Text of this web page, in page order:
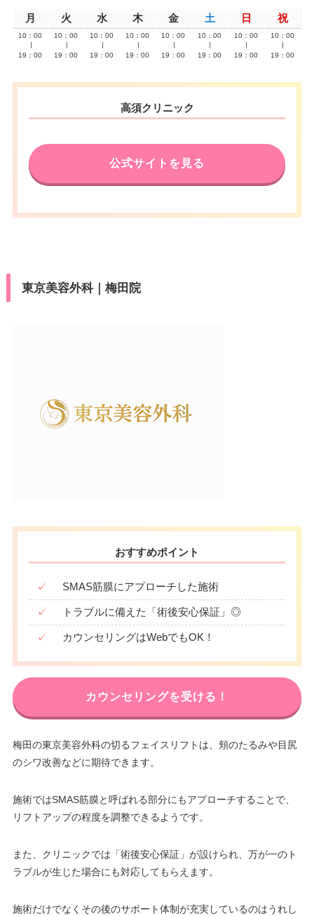
月 火 水 木 金 土 日 祝
10：00
19：00
10：00
19：00
10：00
19：00
10：00
19：00
10：00
19：00
10：00
19：00
10：00
19：00
10：00
19：00
高須クリニック
公式サイトを見る
東京美容外科｜梅田院
おすすめポイント
✓ SMAS筋膜にアプローチした施術
✓ トラブルに備えた「術後安心保証」◎
✓ カウンセリングはWebでもOK！
カウンセリングを受ける！
梅田の東京美容外科の切るフェイスリフトは、頬のたるみや目尻
のシワ改善などに期待できます。
施術ではSMAS筋膜と呼ばれる部分にもアプローチすることで、
リフトアップの程度を調整できるようです。
また、クリニックでは「術後安心保証」が設けられ、万が一のト
ラブルが生じた場合にも対応してもらえます。
施術だけでなくその後のサポート体制が充実しているのはうれし